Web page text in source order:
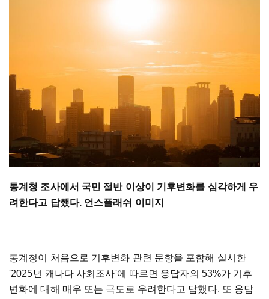
통계청 조사에서 국민 절반 이상이 기후변화를 심각하게 우
려한다고 답했다. 언스플래쉬 이미지
통계청이 처음으로 기후변화 관련 문항을 포함해 실시한
'2025년 캐나다 사회조사'에 따르면 응답자의 53%가 기후
변화에 대해 매우 또는 극도로 우려한다고 답했다. 또 응답